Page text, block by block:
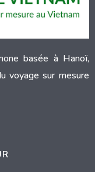
basée à Hanoï,
voyage sur mesure